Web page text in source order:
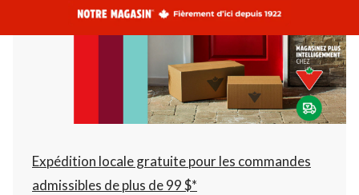
est
AB,
Ouvert,
Fermeture
à
22:00
changer
Expédition locale gratuite pour les commandes
admissibles de plus de 99 $*